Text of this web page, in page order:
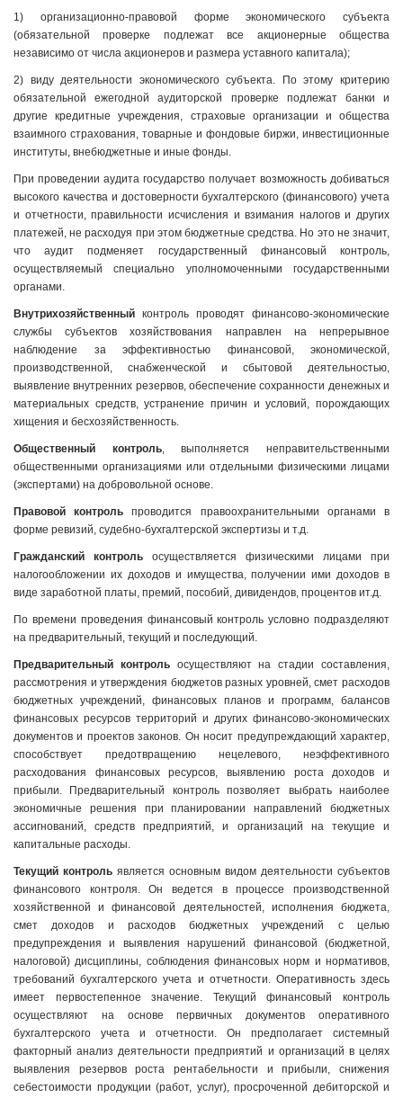
1) организационно-правовой форме экономического субъекта
(обязательной проверке подлежат все акционерные общества
независимо от числа акционеров и размера уставного капитала);
2) виду деятельности экономического субъекта. По этому критерию
обязательной ежегодной аудиторской проверке подлежат банки и
другие кредитные учреждения, страховые организации и общества
взаимного страхования, товарные и фондовые биржи, инвестиционные
институты, внебюджетные и иные фонды.
При проведении аудита государство получает возможность добиваться
высокого качества и достоверности бухгалтерского (финансового) учета
и отчетности, правильности исчисления и взимания налогов и других
платежей, не расходуя при этом бюджетные средства. Но это не значит,
что аудит подменяет государственный финансовый контроль,
осуществляемый специально уполномоченными государственными
органами.
Внутрихозяйственный контроль проводят финансово-экономические
службы субъектов хозяйствования направлен на непрерывное
наблюдение за эффективностью финансовой, экономической,
производственной, снабженческой и сбытовой деятельностью,
выявление внутренних резервов, обеспечение сохранности денежных и
материальных средств, устранение причин и условий, порождающих
хищения и бесхозяйственность.
Общественный контроль, выполняется неправительственными
общественными организациями или отдельными физическими лицами
(экспертами) на добровольной основе.
Правовой контроль проводится правоохранительными органами в
форме ревизий, судебно-бухгалтерской экспертизы и т.д.
Гражданский контроль осуществляется физическими лицами при
налогообложении их доходов и имущества, получении ими доходов в
виде заработной платы, премий, пособий, дивидендов, процентов ит.д.
По времени проведения финансовый контроль условно подразделяют
на предварительный, текущий и последующий.
Предварительный контрольосуществляют на стадии составления,
рассмотрения и утверждения бюджетов разных уровней, смет расходов
бюджетных учреждений, финансовых планов и программ, балансов
финансовых ресурсов территорий и других финансово-экономических
документов и проектов законов. Он носит предупреждающий характер,
способствует предотвращению нецелевого, неэффективного
расходования финансовых ресурсов, выявлению роста доходов и
прибыли. Предварительный контроль позволяет выбрать наиболее
экономичные решения при планировании направлений бюджетных
ассигнований, средств предприятий, и организаций на текущие и
капитальные расходы.
Текущий контроль является основным видом деятельности субъектов
финансового контроля. Он ведется в процессе производственной
хозяйственной и финансовой деятельностей, исполнения бюджета,
смет доходов и расходов бюджетных учреждений с целью
предупреждения и выявления нарушений финансовой (бюджетной,
налоговой) дисциплины, соблюдения финансовых норм и нормативов,
требований бухгалтерского учета и отчетности. Оперативность здесь
имеет первостепенное значение. Текущий финансовый контроль
осуществляют на основе первичных документов оперативного
бухгалтерского учета и отчетности. Он предполагает системный
факторный анализ деятельности предприятий и организаций в целях
выявления резервов роста рентабельности и прибыли, снижения
себестоимости продукции (работ, услуг), просроченной дебиторской и